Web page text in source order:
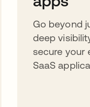
Go beyond
deep
secure your
SaaS